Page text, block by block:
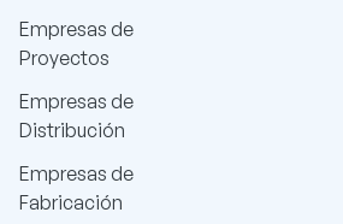
Empresas de
Proyectos
Empresas de
Distribución
Empresas de
Fabricación